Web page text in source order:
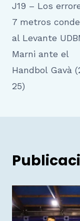
de
entradas
J19 – Los
7 metros
al Levante
Marni ante el
Handbol Gavà
25)